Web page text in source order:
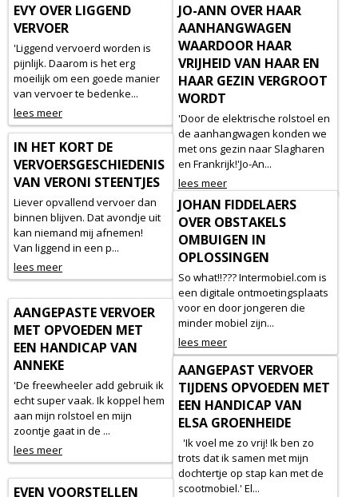
EVY OVER LIGGEND
VERVOER
'Liggend vervoerd worden is
pijnlijk. Daarom is het erg
moeilijk om een goede manier
van vervoer te bedenke...
lees meer
JO-ANN OVER HAAR
AANHANGWAGEN
WAARDOOR HAAR
VRIJHEID VAN HAAR EN
HAAR GEZIN VERGROOT
WORDT
'Door de elektrische rolstoel en
de aanhangwagen konden we
met ons gezin naar Slagharen
en Frankrijk!'Jo-An...
lees meer
IN HET KORT DE
VERVOERSGESCHIEDENIS
VAN VERONI STEENTJES
Liever opvallend vervoer dan
binnen blijven. Dat avondje uit
kan niemand mij afnemen!
Van liggend in een p...
lees meer
JOHAN FIDDELAERS
OVER OBSTAKELS
OMBUIGEN IN
OPLOSSINGEN
So what!!??? Intermobiel.com is
een digitale ontmoetingsplaats
voor en door jongeren die
minder mobiel zijn...
lees meer
AANGEPASTE VERVOER
MET OPVOEDEN MET
EEN HANDICAP VAN
ANNEKE
'De freewheeler add gebruik ik
echt super vaak. Ik koppel hem
aan mijn rolstoel en mijn
zoontje gaat in de ...
lees meer
AANGEPAST VERVOER
TIJDENS OPVOEDEN MET
EEN HANDICAP VAN
ELSA GROENHEIDE
'Ik voel me zo vrij! Ik ben zo
trots dat ik samen met mijn
dochtertje op stap kan met de
scootmobiel.' El...
EVEN VOORSTELLEN